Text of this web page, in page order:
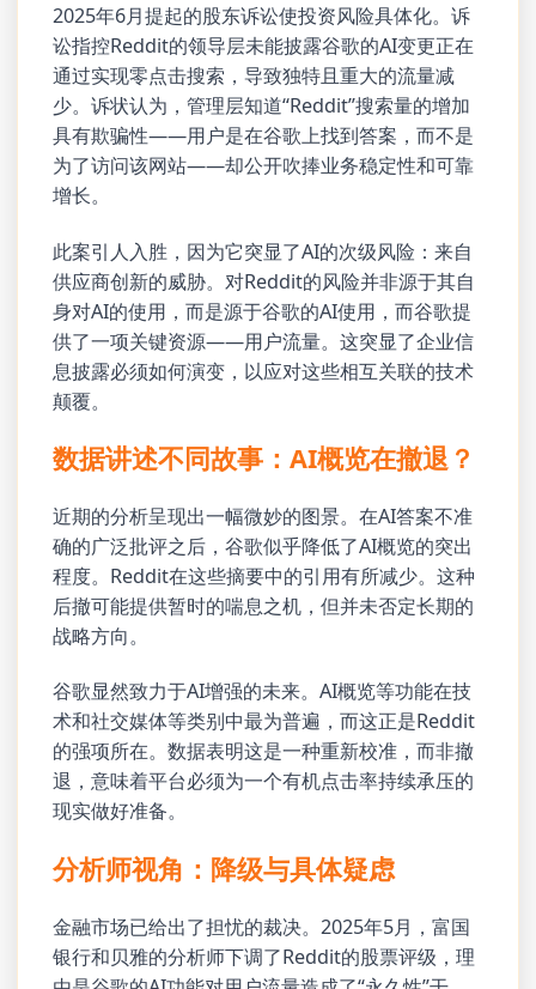
2025年6月提起的股东诉讼使投资风险具体化。诉
讼指控Reddit的领导层未能披露谷歌的AI变更正在
通过实现零点击搜索，导致独特且重大的流量减
少。诉状认为，管理层知道“Reddit”搜索量的增加
具有欺骗性——用户是在谷歌上找到答案，而不是
为了访问该网站——却公开吹捧业务稳定性和可靠
增长。
此案引人入胜，因为它突显了AI的次级风险：来自
供应商创新的威胁。对Reddit的风险并非源于其自
身对AI的使用，而是源于谷歌的AI使用，而谷歌提
供了一项关键资源——用户流量。这突显了企业信
息披露必须如何演变，以应对这些相互关联的技术
颠覆。
数据讲述不同故事：AI概览在撤退？
近期的分析呈现出一幅微妙的图景。在AI答案不准
确的广泛批评之后，谷歌似乎降低了AI概览的突出
程度。Reddit在这些摘要中的引用有所减少。这种
后撤可能提供暂时的喘息之机，但并未否定长期的
战略方向。
谷歌显然致力于AI增强的未来。AI概览等功能在技
术和社交媒体等类别中最为普遍，而这正是Reddit
的强项所在。数据表明这是一种重新校准，而非撤
退，意味着平台必须为一个有机点击率持续承压的
现实做好准备。
分析师视角：降级与具体疑虑
金融市场已给出了担忧的裁决。2025年5月，富国
银行和贝雅的分析师下调了Reddit的股票评级，理